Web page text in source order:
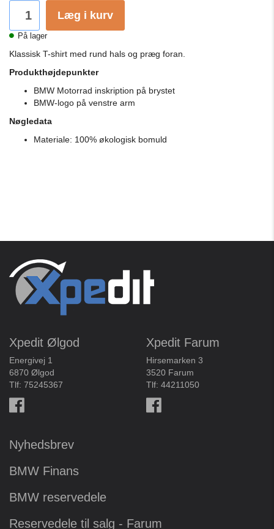
Læg i kurv
På lager
Klassisk T-shirt med rund hals og præg foran.
Produkthøjdepunkter
BMW Motorrad inskription på brystet
BMW-logo på venstre arm
Nøgledata
Materiale: 100% økologisk bomuld
Xpedit Ølgod
Energivej 1
6870 Ølgod
Tlf: 75245367
Xpedit Farum
Hirsemarken 3
3520 Farum
Tlf: 44211050
Nyhedsbrev
BMW Finans
BMW reservedele
Reservedele til salg - Farum